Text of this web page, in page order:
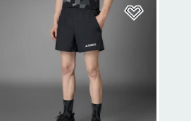
Dodaj